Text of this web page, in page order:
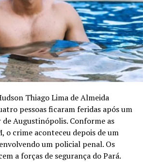
Thiago Lima de Almeida
pessoas ficaram feridas após um
Augustinópolis. Conforme as
o crime aconteceu depois de um
um policial penal. Os
a forças de segurança do Pará.